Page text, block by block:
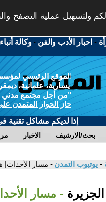
ولتسهيل عملية التصفح
- اخبار الأدب والفن -وكالة
الموقع الرئيسي
يسارية، علمانية،
"من أجل مجتمع مدني
حاز الحوار المتمدن
إذا لديكم مشاكل تقنية
الاخبار بحث/الارشيف
- يوتيوب التمدن - مسار الأحداث|
- مسار